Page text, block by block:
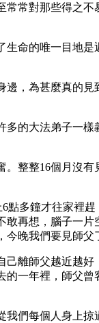
常對那些得之
命的唯一目地
，為甚麼真的
的大法弟子一
整整16個月沒
多鐘才往家裡
再想，腦子一
晚我們要見師父
離師父越近越
一年裡，師父
們每個人身上